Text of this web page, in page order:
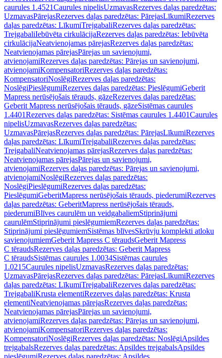
caurules 1.4521Caurules nipelisUzmavasRezerves daļas paredzētas:
UzmavasPārejasRezerves daļas paredzētas: PārejasLīkumiRezerves
daļas paredzētas: LīkumiTrejgabaliRezerves daļas paredzētas:
TrejgabaliIebūvēta cirkulācijaRezerves daļas paredzētas: Iebūvēta
cirkulācijaNeatvienojamas pārejasRezerves daļas paredzētas:
Neatvienojamas pārejasPārejas un savienojumi,
atvienojamiRezerves daļas paredzētas: Pārejas un savienojumi,
atvienojamiKompensatoriRezerves daļas paredzētas:
KompensatoriNoslēgiRezerves daļas paredzētas:
NoslēgiPieslēgumiRezerves daļas paredzētas: PieslēgumiGeberit
Mapress nerūsējošais tērauds, gāzeRezerves daļas paredzētas:
Geberit Mapress nerūsējošais tērauds, gāzeSistēmas caurules
1.4401Rezerves daļas paredzētas: Sistēmas caurules 1.4401Caurules
nipelisUzmavasRezerves daļas paredzētas:
UzmavasPārejasRezerves daļas paredzētas: PārejasLīkumiRezerves
daļas paredzētas: LīkumiTrejgabaliRezerves daļas paredzētas:
TrejgabaliNeatvienojamas pārejasRezerves daļas paredzētas:
Neatvienojamas pārejasPārejas un savienojumi,
atvienojamiRezerves daļas paredzētas: Pārejas un savienojumi,
atvienojamiNoslēgiRezerves daļas paredzētas:
NoslēgiPieslēgumiRezerves daļas paredzētas:
PieslēgumiGeberitMapress nerūsējošais tērauds, piederumiRezerves
daļas paredzētas: GeberitMapress nerūsējošais tērauds,
piederumiBlīves caurulēm un veidgabaliemStiprinājumi
caurulēmStiprinājumi pieslēgumiemRezerves daļas paredzētas:
Stiprinājumi pieslēgumiemSistēmas blīvesSkrūvju komplekti atloku
savienojumiemGeberit Mapress C tēraudsGeberit Mapress
C tēraudsRezerves daļas paredzētas: Geberit Mapress
C tēraudsSistēmas caurules 1.0034Sistēmas caurules
1.0215Caurules nipelisUzmavasRezerves daļas paredzētas:
UzmavasPārejasRezerves daļas paredzētas: PārejasLīkumiRezerves
daļas paredzētas: LīkumiTrejgabaliRezerves daļas paredzētas:
TrejgabaliKrusta elementiRezerves daļas paredzētas: Krusta
elementiNeatvienojamas pārejasRezerves daļas paredzētas:
Neatvienojamas pārejasPārejas un savienojumi,
atvienojamiRezerves daļas paredzētas: Pārejas un savienojumi,
atvienojamiKompensatoriRezerves daļas paredzētas:
KompensatoriNoslēgiRezerves daļas paredzētas: NoslēgiApsildes
trejgabalsRezerves daļas paredzētas: Apsildes trejgabalsApsildes
pieslēgumiRezerves daļas paredzētas: Apsildes